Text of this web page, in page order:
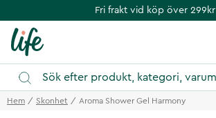
Fri frakt vid köp över 299kr
Hem Skonhet Aroma Shower Gel Harmony